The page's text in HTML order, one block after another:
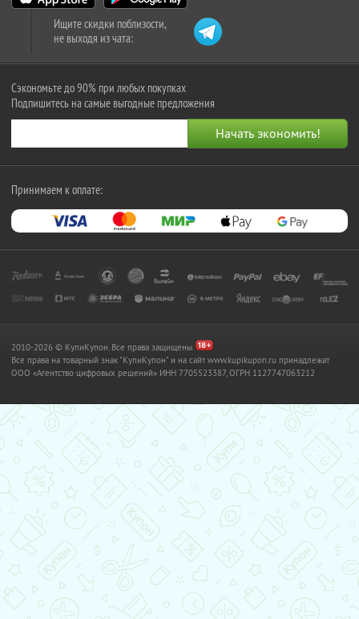
Ищите скидки поблизости,
не выходя из чата:
Сэкономьте до 90% при любых покупках
Подпишитесь на самые выгодные предложения
Принимаем к оплате:
2010-2026 © КупиКупон. Все права защищены.
Все права на товарный знак "КупиКупон" и на сайт www.kupikupon.ru принадлежат
OOO «Агентство цифровых решений» ИНН 7705523387, ОГРН 1127747063212